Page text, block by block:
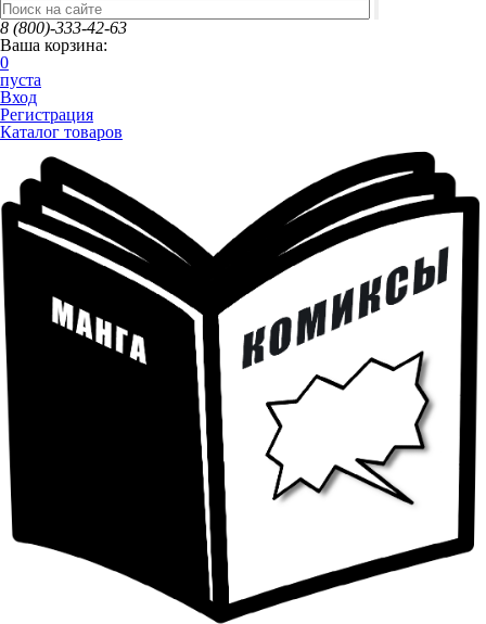
8 (800)-333-42-63
Ваша корзина:
0
пуста
Вход
Регистрация
Каталог товаров